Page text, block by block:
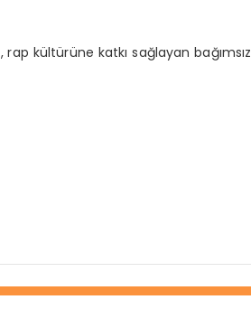
, rap kültürüne katkı sağlayan bağımsız